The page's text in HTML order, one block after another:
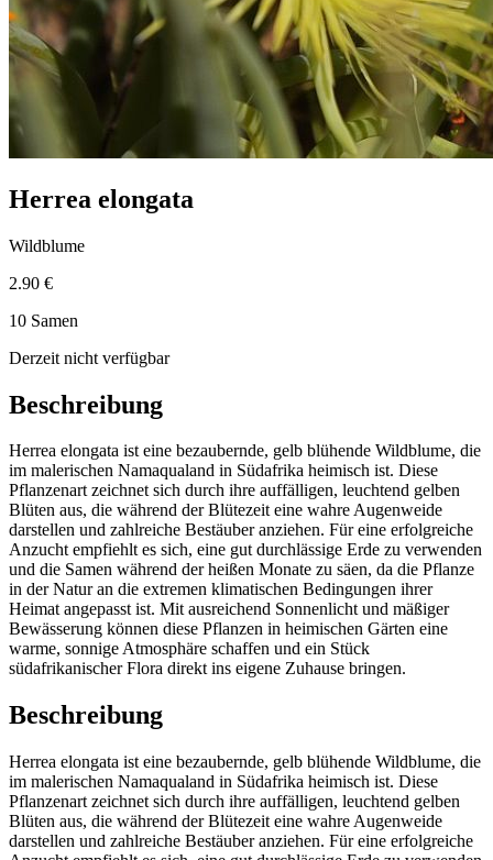
Herrea elongata
Wildblume
2.90 €
10 Samen
Derzeit nicht verfügbar
Beschreibung
Herrea elongata ist eine bezaubernde, gelb blühende Wildblume, die
im malerischen Namaqualand in Südafrika heimisch ist. Diese
Pflanzenart zeichnet sich durch ihre auffälligen, leuchtend gelben
Blüten aus, die während der Blütezeit eine wahre Augenweide
darstellen und zahlreiche Bestäuber anziehen. Für eine erfolgreiche
Anzucht empfiehlt es sich, eine gut durchlässige Erde zu verwenden
und die Samen während der heißen Monate zu säen, da die Pflanze
in der Natur an die extremen klimatischen Bedingungen ihrer
Heimat angepasst ist. Mit ausreichend Sonnenlicht und mäßiger
Bewässerung können diese Pflanzen in heimischen Gärten eine
warme, sonnige Atmosphäre schaffen und ein Stück
südafrikanischer Flora direkt ins eigene Zuhause bringen.
Beschreibung
Herrea elongata ist eine bezaubernde, gelb blühende Wildblume, die
im malerischen Namaqualand in Südafrika heimisch ist. Diese
Pflanzenart zeichnet sich durch ihre auffälligen, leuchtend gelben
Blüten aus, die während der Blütezeit eine wahre Augenweide
darstellen und zahlreiche Bestäuber anziehen. Für eine erfolgreiche